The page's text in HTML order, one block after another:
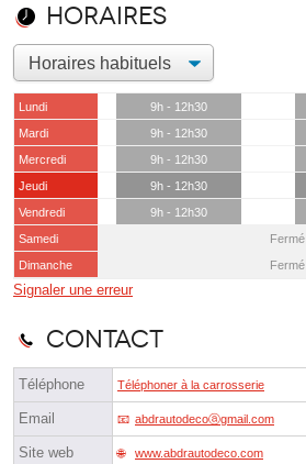
Horaires
Lundi 9h - 12h30
Mardi
9h - 12h30
Mercredi
9h - 12h30
Jeudi
9h - 12h30
Vendredi
9h - 12h30
Samedi
Fermé
Dimanche
Fermé
Signaler une erreur
Contact
Téléphone Téléphoner à la carrosserie
Email abdrautodecoⓐgmail.com
Site web www.abdrautodeco.com